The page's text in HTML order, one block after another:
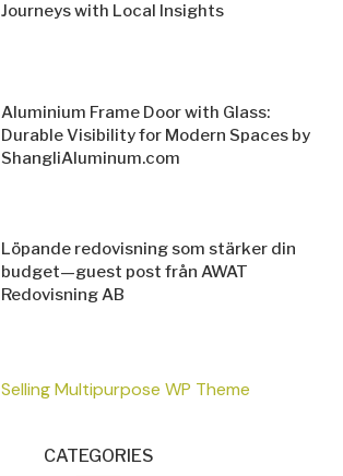
Journeys with Local Insights
Aluminium Frame Door with Glass:
Durable Visibility for Modern Spaces by
ShangliAluminum.com
Löpande redovisning som stärker din
budget—guest post från AWAT
Redovisning AB
CATEGORIES